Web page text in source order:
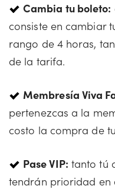
Cambia tu boleto:
consiste en cambiar
rango de 4 horas,
de la tarifa.
Membresía Viva
pertenezcas a la
costo la compra de
Pase VIP: tanto tú
tendrán prioridad en